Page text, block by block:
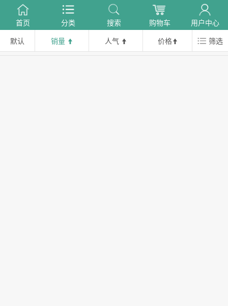
首页 分类 搜索 购物车
用户中心
默认
销量 人气 价格 筛选